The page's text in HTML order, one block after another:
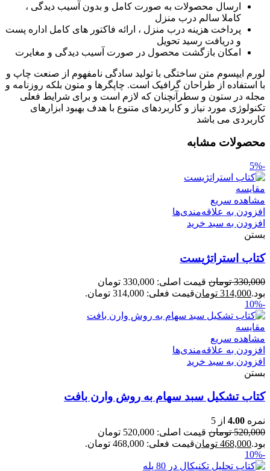
ارسال محصولات به صورت کامل و بدون آسیب دیدگی ،
کاملا سالم درب منزل
پرداخت هزینه درب منزل ، ارائه فاکتور های کامل اداره پست
و دریافت رسید تحویل
امکان بازگشت محصول در صورت آسیب دیدگی و مغایرت
لورم ایپسوم متن ساختگی با تولید سادگی نامفهوم از صنعت چاپ و
با استفاده از طراحان گرافیک است. چاپگرها و متون بلکه روزنامه و
مجله در ستون و سطرآنچنان که لازم است و برای شرایط فعلی
تکنولوژی مورد نیاز و کاربردهای متنوع با هدف بهبود ابزارهای
کاربردی می باشد
محصولات مشابه
-5%
مقایسه
مشاهده سریع
افزودن به علاقه‌مندی‌ها
افزودن به سبد خرید
بستن
کتاب استراتژیست
330,000 تومان
قیمت اصلی: 330,000 تومان
بود.314,000 تومانقیمت فعلی: 314,000 تومان.
-10%
مقایسه
مشاهده سریع
افزودن به علاقه‌مندی‌ها
افزودن به سبد خرید
بستن
کتاب تشکیل سبد سهام به روش وارن بافت
نمره 4.00 از 5
520,000 تومان
قیمت اصلی: 520,000 تومان
بود.468,000 تومانقیمت فعلی: 468,000 تومان.
-10%